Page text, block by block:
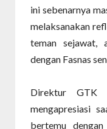
ini sebenarnya
melaksanakan
teman sejawat,
dengan Fasnas
Direktur GTK
mengapresiasi
bertemu